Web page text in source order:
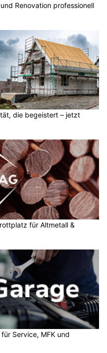
Renovation professionell
die begeistert – jetzt
für Altmetall &
Service, MFK und